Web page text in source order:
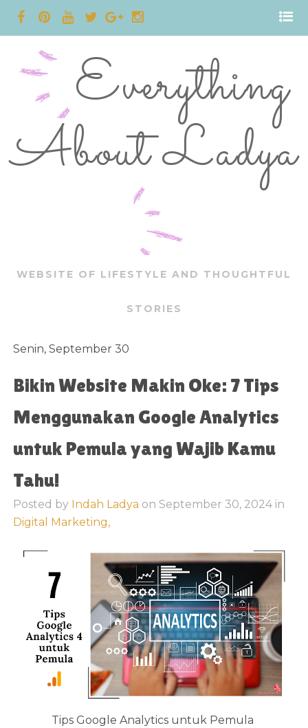
Everything
About Ladya
WEBSITE OF LIFESTYLE AND THOUGHTFUL
STORIES
Senin, September 30
Bikin Website Makin Oke: 7 Tips
Menggunakan Google Analytics
untuk Pemula yang Wajib Kamu
Tahu!
Posted by Indah Ladya on September 30, 2024 in
Digital Marketing,
Tips Google Analytics untuk Pemula